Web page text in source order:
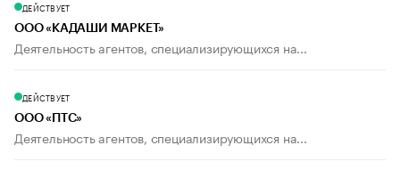
ДЕЙСТВУЕТ
ООО «КАДАШИ МАРКЕТ»
Деятельность агентов, специализирующихся на...
ДЕЙСТВУЕТ
ООО «ПТС»
Деятельность агентов, специализирующихся на...